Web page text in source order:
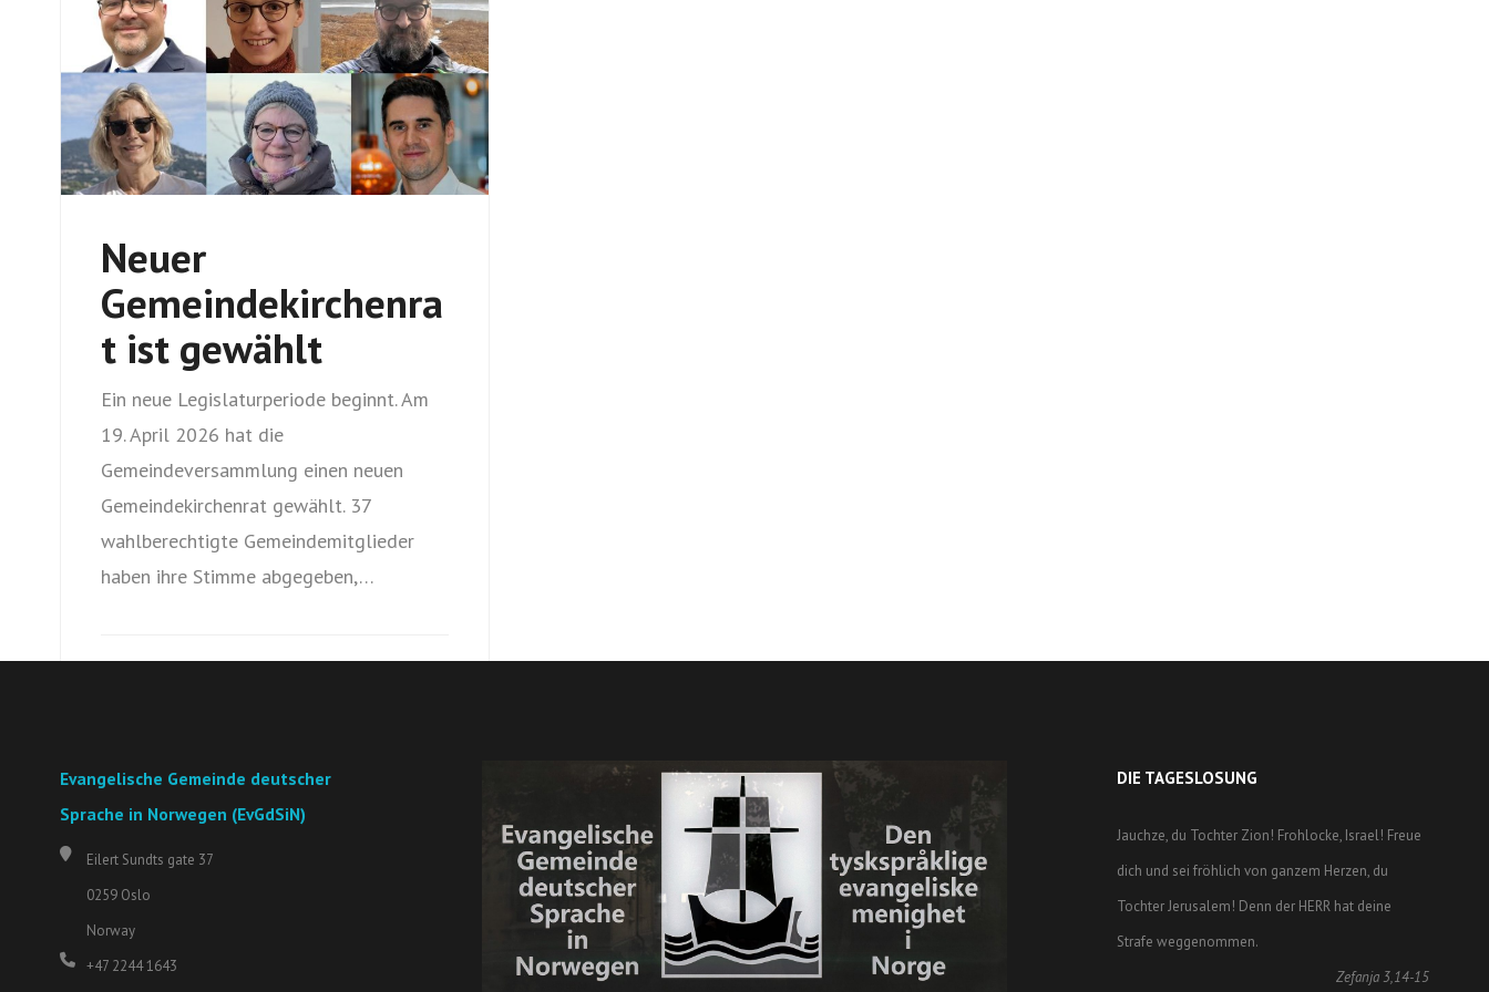
Neuer
Gemeindekirchenra
t ist gewählt
Ein neue Legislaturperiode beginnt. Am
19. April 2026 hat die
Gemeindeversammlung einen neuen
Gemeindekirchenrat gewählt. 37
wahlberechtigte Gemeindemitglieder
haben ihre Stimme abgegeben,…
Evangelische Gemeinde deutscher
Sprache in Norwegen (EvGdSiN)
Eilert Sundts gate 37
0259 Oslo
Norway
+47 2244 1643
DIE TAGESLOSUNG
Jauchze, du Tochter Zion! Frohlocke, Israel! Freue
dich und sei fröhlich von ganzem Herzen, du
Tochter Jerusalem! Denn der HERR hat deine
Strafe weggenommen.
Zefanja 3,14-15